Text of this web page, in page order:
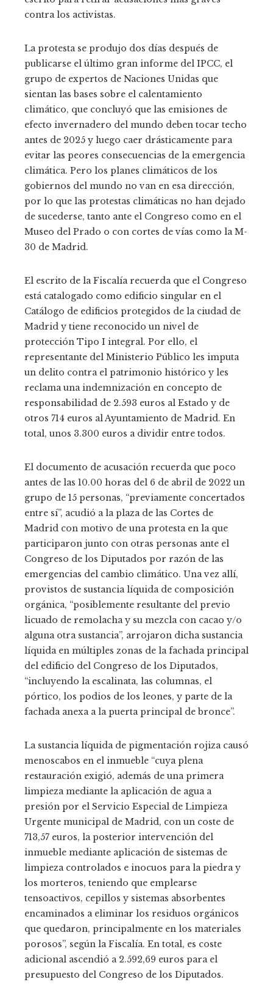
contra los activistas.
La protesta se produjo dos días después de
publicarse el último gran informe del IPCC, el
grupo de expertos de Naciones Unidas que
sientan las bases sobre el calentamiento
climático, que concluyó que las emisiones de
efecto invernadero del mundo deben tocar techo
antes de 2025 y luego caer drásticamente para
evitar las peores consecuencias de la emergencia
climática. Pero los planes climáticos de los
gobiernos del mundo no van en esa dirección,
por lo que las protestas climáticas no han dejado
de sucederse, tanto ante el Congreso como en el
Museo del Prado o con cortes de vías como la M-
30 de Madrid.
El escrito de la Fiscalía recuerda que el Congreso
está catalogado como edificio singular en el
Catálogo de edificios protegidos de la ciudad de
Madrid y tiene reconocido un nivel de
protección Tipo I integral. Por ello, el
representante del Ministerio Público les imputa
un delito contra el patrimonio histórico y les
reclama una indemnización en concepto de
responsabilidad de 2.593 euros al Estado y de
otros 714 euros al Ayuntamiento de Madrid. En
total, unos 3.300 euros a dividir entre todos.
El documento de acusación recuerda que poco
antes de las 10.00 horas del 6 de abril de 2022 un
grupo de 15 personas, “previamente concertados
entre sí”, acudió a la plaza de las Cortes de
Madrid con motivo de una protesta en la que
participaron junto con otras personas ante el
Congreso de los Diputados por razón de las
emergencias del cambio climático. Una vez allí,
provistos de sustancia líquida de composición
orgánica, “posiblemente resultante del previo
licuado de remolacha y su mezcla con cacao y/o
alguna otra sustancia”, arrojaron dicha sustancia
líquida en múltiples zonas de la fachada principal
del edificio del Congreso de los Diputados,
“incluyendo la escalinata, las columnas, el
pórtico, los podios de los leones, y parte de la
fachada anexa a la puerta principal de bronce”.
La sustancia líquida de pigmentación rojiza causó
menoscabos en el inmueble “cuya plena
restauración exigió, además de una primera
limpieza mediante la aplicación de agua a
presión por el Servicio Especial de Limpieza
Urgente municipal de Madrid, con un coste de
713,57 euros, la posterior intervención del
inmueble mediante aplicación de sistemas de
limpieza controlados e inocuos para la piedra y
los morteros, teniendo que emplearse
tensoactivos, cepillos y sistemas absorbentes
encaminados a eliminar los residuos orgánicos
que quedaron, principalmente en los materiales
porosos”, según la Fiscalía. En total, es coste
adicional ascendió a 2.592,69 euros para el
presupuesto del Congreso de los Diputados.